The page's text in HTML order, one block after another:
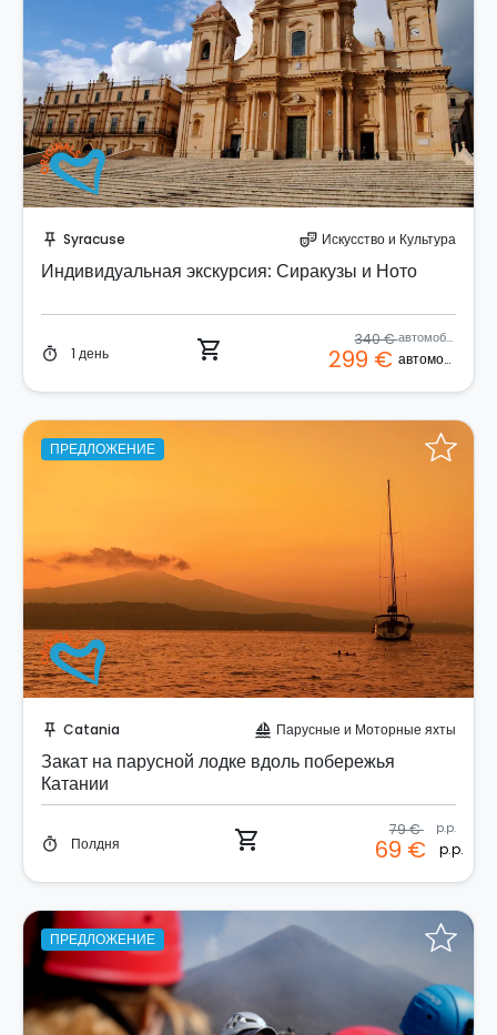
push_pin Syracuse theater_comedy Искусство и Культура
Индивидуальная экскурсия: Сиракузы и Ното
timer 1 день shopping_cart 340 € автомобиль
299 € автомобиль
ПРЕДЛОЖЕНИЕ
push_pin Catania sailing Парусные и Моторные яхты
Закат на парусной лодке вдоль побережья
Катании
timer Полдня shopping_cart 79 € p.p.
69 € p.p.
ПРЕДЛОЖЕНИЕ